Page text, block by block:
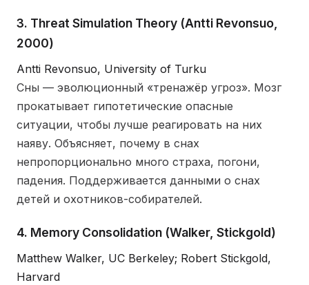
3. Threat Simulation Theory (Antti Revonsuo,
2000)
Antti Revonsuo, University of Turku
Сны — эволюционный «тренажёр угроз». Мозг
прокатывает гипотетические опасные
ситуации, чтобы лучше реагировать на них
наяву. Объясняет, почему в снах
непропорционально много страха, погони,
падения. Поддерживается данными о снах
детей и охотников-собирателей.
4. Memory Consolidation (Walker, Stickgold)
Matthew Walker, UC Berkeley; Robert Stickgold,
Harvard